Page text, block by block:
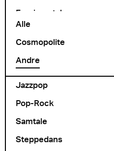
Exprimental
Folk Rock
folk-pop
Foredrag
Jazzpop
Pop-Rock
Samtale
Steppedans
Alle
Cosmopolite
Andre